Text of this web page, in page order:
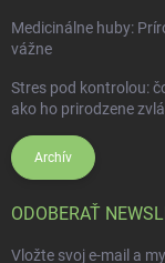
Medicinálne huby:
vážne
Stres pod kontrolou:
ako ho prirodzene
Archív
ODOBERAŤ
Vložte svoj e-mail a